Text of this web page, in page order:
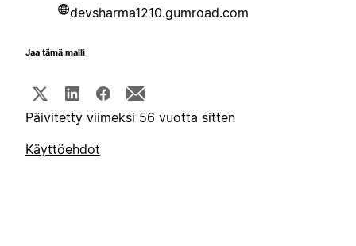
devsharma1210.gumroad.com
Jaa tämä malli
Päivitetty viimeksi 56 vuotta sitten
Käyttöehdot